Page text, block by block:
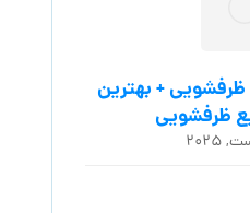
+ بهترین
ظرفشویی